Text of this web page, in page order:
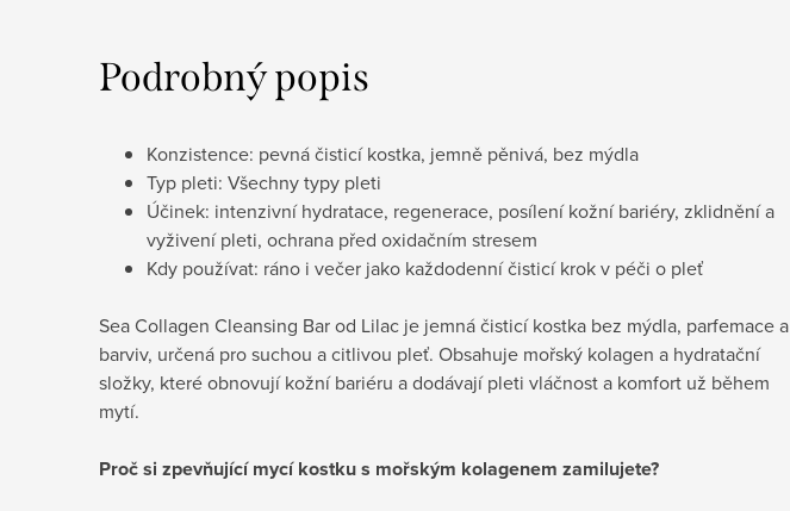
Podrobný popis
Konzistence: pevná čisticí kostka, jemně pěnivá, bez mýdla
Typ pleti: Všechny typy pleti
Účinek: intenzivní hydratace, regenerace, posílení kožní bariéry, zklidnění a
vyživení pleti, ochrana před oxidačním stresem
Kdy používat: ráno i večer jako každodenní čisticí krok v péči o pleť
Sea Collagen Cleansing Bar od Lilac je jemná čisticí kostka bez mýdla, parfemace a
barviv, určená pro suchou a citlivou pleť. Obsahuje mořský kolagen a hydratační
složky, které obnovují kožní bariéru a dodávají pleti vláčnost a komfort už během
mytí.
Proč si zpevňující mycí kostku s mořským kolagenem zamilujete?